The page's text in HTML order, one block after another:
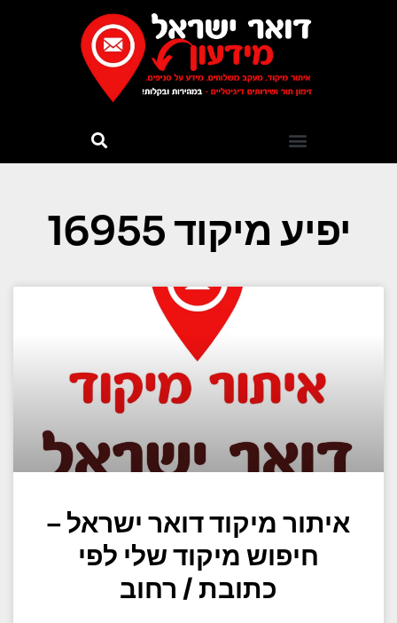
יפיע מיקוד 16955
איתור מיקוד דואר ישראל –
חיפוש מיקוד שלי לפי
כתובת / רחוב